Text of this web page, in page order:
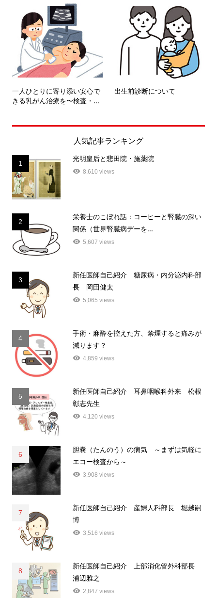
一人ひとりに寄り添い安心で
きる乳がん治療を〜検査・...
出生前診断について
人気記事ランキング
1
光明皇后と悲田院・施薬院
8,610 views
2
栄養士のこぼれ話：コーヒーと腎臓の深い
関係（世界腎臓病デーを...
5,607 views
3
新任医師自己紹介 糖尿病・内分泌内科部
長 岡田健太
5,065 views
4
手術・麻酔を控えた方、禁煙すると痛みが
減ります？
4,859 views
5
新任医師自己紹介 耳鼻咽喉科外来 松根
彰志先生
4,120 views
6
胆嚢（たんのう）の病気 ～まずは気軽に
エコー検査から～
3,908 views
7
新任医師自己紹介 産婦人科部長 堀越嗣
博
3,516 views
8
新任医師自己紹介 上部消化管外科部長
浦辺雅之
2,847 views